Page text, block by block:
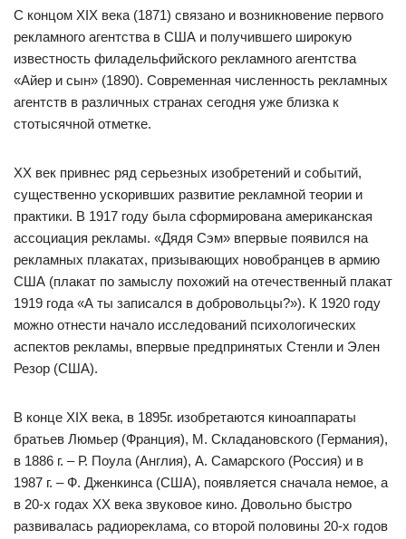
С концом ХIХ века (1871) связано и возникновение первого
рекламного агентства в США и получившего широкую
известность филадельфийского рекламного агентства
«Айер и сын» (1890). Современная численность рекламных
агентств в различных странах сегодня уже близка к
стотысячной отметке.
ХХ век привнес ряд серьезных изобретений и событий,
существенно ускоривших развитие рекламной теории и
практики. В 1917 году была сформирована американская
ассоциация рекламы. «Дядя Сэм» впервые появился на
рекламных плакатах, призывающих новобранцев в армию
США (плакат по замыслу похожий на отечественный плакат
1919 года «А ты записался в добровольцы?»). К 1920 году
можно отнести начало исследований психологических
аспектов рекламы, впервые предпринятых Стенли и Элен
Резор (США).
В конце ХIХ века, в 1895г. изобретаются киноаппараты
братьев Люмьер (Франция), М. Складановского (Германия),
в 1886 г. – Р. Поула (Англия), А. Самарского (Россия) и в
1987 г. – Ф. Дженкинса (США), появляется сначала немое, а
в 20-х годах ХХ века звуковое кино. Довольно быстро
развивалась радиореклама, со второй половины 20-х годов